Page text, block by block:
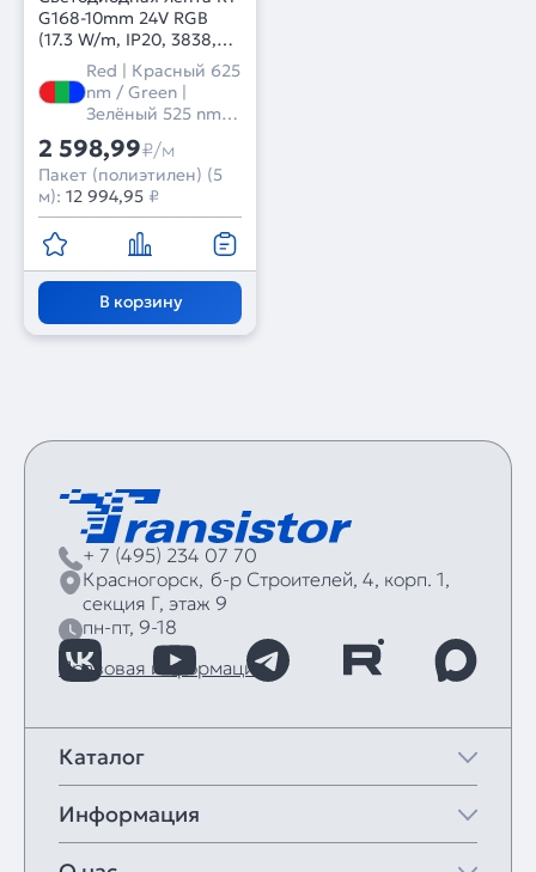
G168-10mm 24V RGB
(17.3 W/m, IP20, 3838,
5m) (Arlight, Открытый)
Red | Красный 625
nm / Green |
Зелёный 525 nm /
Blue | Синий 470
nm
2 598,99₽/м
Пакет (полиэтилен) (5
м): 12 994,95 ₽
В корзину
+ 7 (495) 234 07 70
Красногорск, б‑р Строителей, 4, корп. 1,
секция Г, этаж 9
пн-пт, 9-18
Правовая информация
Каталог
Информация